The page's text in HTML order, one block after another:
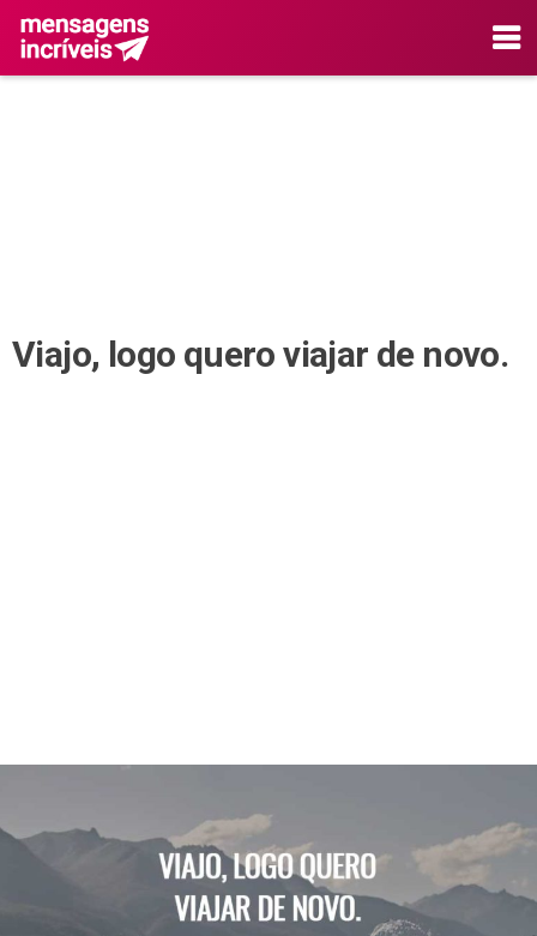
Viajo, logo quero viajar de novo.